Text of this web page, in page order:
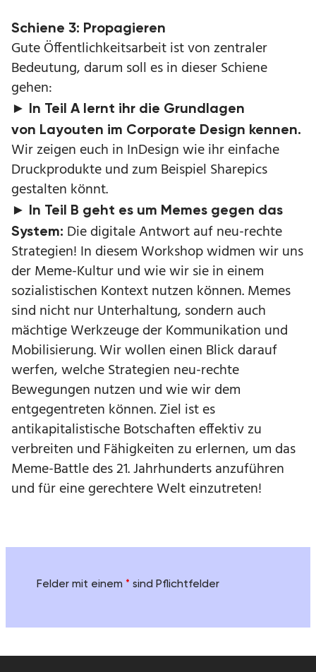
Schiene 3: Propagieren
Gute Öffentlichkeitsarbeit ist von zentraler
Bedeutung, darum soll es in dieser Schiene
gehen:
► In Teil A lernt ihr die Grundlagen
von Layouten im Corporate Design kennen.
Wir zeigen euch in InDesign wie ihr einfache
Druckprodukte und zum Beispiel Sharepics
gestalten könnt.
► In Teil B geht es um Memes gegen das
System: Die digitale Antwort auf neu-rechte
Strategien! In diesem Workshop widmen wir uns
der Meme-Kultur und wie wir sie in einem
sozialistischen Kontext nutzen können. Memes
sind nicht nur Unterhaltung, sondern auch
mächtige Werkzeuge der Kommunikation und
Mobilisierung. Wir wollen einen Blick darauf
werfen, welche Strategien neu-rechte
Bewegungen nutzen und wie wir dem
entgegentreten können. Ziel ist es
antikapitalistische Botschaften effektiv zu
verbreiten und Fähigkeiten zu erlernen, um das
Meme-Battle des 21. Jahrhunderts anzuführen
und für eine gerechtere Welt einzutreten!
Felder mit einem * sind Pflichtfelder